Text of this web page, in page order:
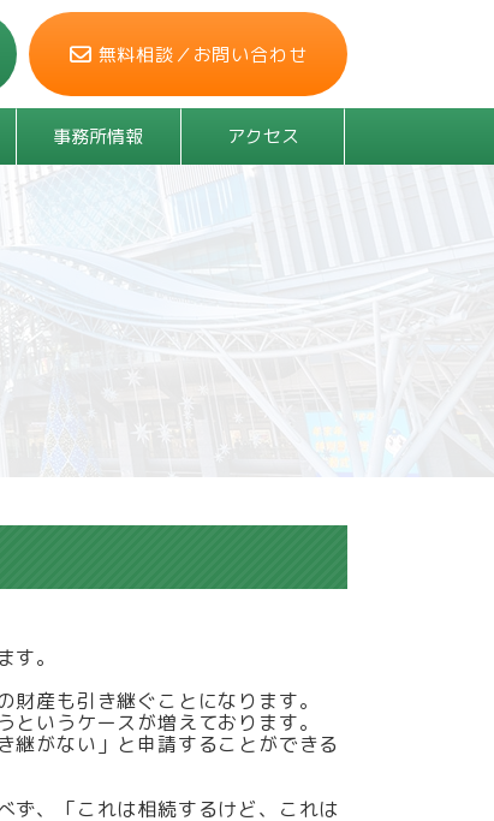
無料相談／お問い合わせ
事務所情報 アクセス
。
産も引き継ぐことになります。
いうケースが増えております。
継がない」と申請することができる
ず、「これは相続するけど、これは